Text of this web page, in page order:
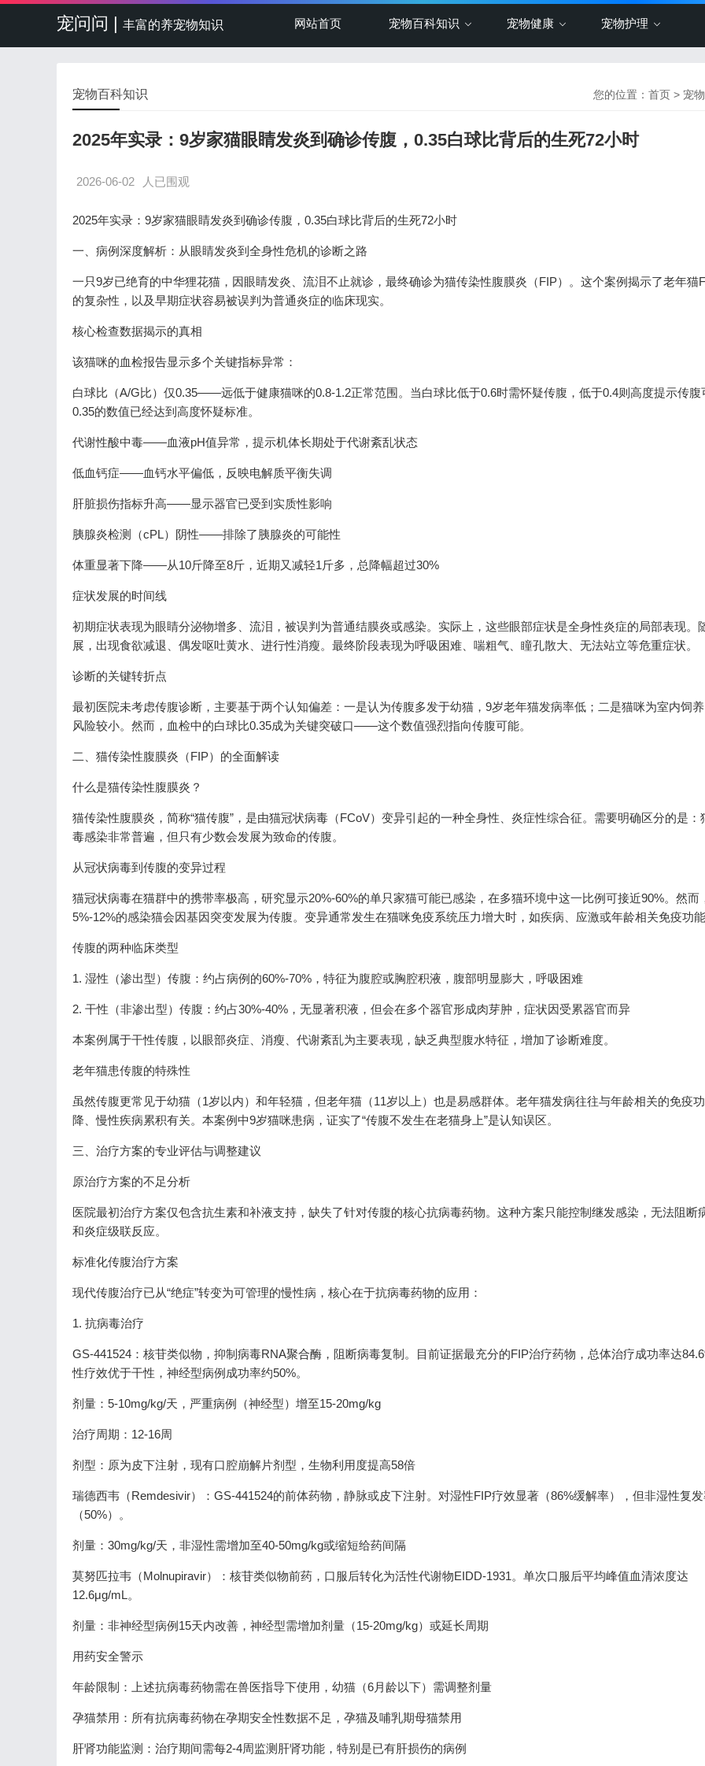
宠问问 | 丰富的养宠物知识 网站首页 宠物百科知识 宠物健康 宠物护理
您的位置： 首页 > 宠
宠物百科知识
2025年实录：9岁家猫眼睛发炎到确诊传腹，0.35白球比背后的生死72小时
2026-06-02 人已围观
2025年实录：9岁家猫眼睛发炎到确诊传腹，0.35白球比背后的生死72小时
一、病例深度解析：从眼睛发炎到全身性危机的诊断之路
一只9岁已绝育的中华狸花猫，因眼睛发炎、流泪不止就诊，最终确诊为猫传染性腹膜炎（FIP）。这个案例揭示了老年猫
的复杂性，以及早期症状容易被误判为普通炎症的临床现实。
核心检查数据揭示的真相
该猫咪的血检报告显示多个关键指标异常：
白球比（A/G比）仅0.35——远低于健康猫咪的0.8-1.2正常范围。当白球比低于0.6时需怀疑传腹，低于0.4则高度提示传腹
0.35的数值已经达到高度怀疑标准。
代谢性酸中毒——血液pH值异常，提示机体长期处于代谢紊乱状态
低血钙症——血钙水平偏低，反映电解质平衡失调
肝脏损伤指标升高——显示器官已受到实质性影响
胰腺炎检测（cPL）阴性——排除了胰腺炎的可能性
体重显著下降——从10斤降至8斤，近期又减轻1斤多，总降幅超过30%
症状发展的时间线
初期症状表现为眼睛分泌物增多、流泪，被误判为普通结膜炎或感染。实际上，这些眼部症状是全身性炎症的局部表现。
展，出现食欲减退、偶发呕吐黄水、进行性消瘦。最终阶段表现为呼吸困难、喘粗气、瞳孔散大、无法站立等危重症状。
诊断的关键转折点
最初医院未考虑传腹诊断，主要基于两个认知偏差：一是认为传腹多发于幼猫，9岁老年猫发病率低；二是猫咪为室内饲
风险较小。然而，血检中的白球比0.35成为关键突破口——这个数值强烈指向传腹可能。
二、猫传染性腹膜炎（FIP）的全面解读
什么是猫传染性腹膜炎？
猫传染性腹膜炎，简称“猫传腹”，是由猫冠状病毒（FCoV）变异引起的一种全身性、炎症性综合征。需要明确区分的是：
毒感染非常普遍，但只有少数会发展为致命的传腹。
从冠状病毒到传腹的变异过程
猫冠状病毒在猫群中的携带率极高，研究显示20%-60%的单只家猫可能已感染，在多猫环境中这一比例可接近90%。然而
5%-12%的感染猫会因基因突变发展为传腹。变异通常发生在猫咪免疫系统压力增大时，如疾病、应激或年龄相关免疫功
传腹的两种临床类型
1. 湿性（渗出型）传腹：约占病例的60%-70%，特征为腹腔或胸腔积液，腹部明显膨大，呼吸困难
2. 干性（非渗出型）传腹：约占30%-40%，无显著积液，但会在多个器官形成肉芽肿，症状因受累器官而异
本案例属于干性传腹，以眼部炎症、消瘦、代谢紊乱为主要表现，缺乏典型腹水特征，增加了诊断难度。
老年猫患传腹的特殊性
虽然传腹更常见于幼猫（1岁以内）和年轻猫，但老年猫（11岁以上）也是易感群体。老年猫发病往往与年龄相关的免疫
降、慢性疾病累积有关。本案例中9岁猫咪患病，证实了“传腹不发生在老猫身上”是认知误区。
三、治疗方案的专业评估与调整建议
原治疗方案的不足分析
医院最初治疗方案仅包含抗生素和补液支持，缺失了针对传腹的核心抗病毒药物。这种方案只能控制继发感染，无法阻断
和炎症级联反应。
标准化传腹治疗方案
现代传腹治疗已从“绝症”转变为可管理的慢性病，核心在于抗病毒药物的应用：
1. 抗病毒治疗
GS-441524：核苷类似物，抑制病毒RNA聚合酶，阻断病毒复制。目前证据最充分的FIP治疗药物，总体治疗成功率达
性疗效优于干性，神经型病例成功率约50%。
剂量：5-10mg/kg/天，严重病例（神经型）增至15-20mg/kg
治疗周期：12-16周
剂型：原为皮下注射，现有口腔崩解片剂型，生物利用度提高58倍
瑞德西韦（Remdesivir）：GS-441524的前体药物，静脉或皮下注射。对湿性FIP疗效显著（86%缓解率），但非湿性复
（50%）。
剂量：30mg/kg/天，非湿性需增加至40-50mg/kg或缩短给药间隔
莫努匹拉韦（Molnupiravir）：核苷类似物前药，口服后转化为活性代谢物EIDD-1931。单次口服后平均峰值血清浓度达
12.6μg/mL。
剂量：非神经型病例15天内改善，神经型需增加剂量（15-20mg/kg）或延长周期
用药安全警示
年龄限制：上述抗病毒药物需在兽医指导下使用，幼猫（6月龄以下）需调整剂量
孕猫禁用：所有抗病毒药物在孕期安全性数据不足，孕猫及哺乳期母猫禁用
肝肾功能监测：治疗期间需每2-4周监测肝肾功能，特别是已有肝损伤的病例